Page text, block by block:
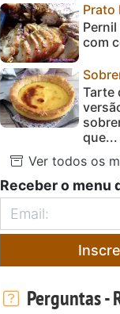
Prato
com
Tarte
que...
Ver todos os
Receber o menu
Perguntas -